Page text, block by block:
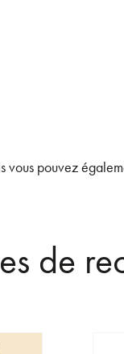
vous pouvez
de